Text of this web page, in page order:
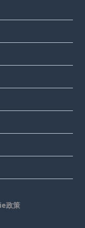
政策